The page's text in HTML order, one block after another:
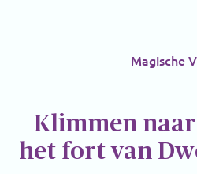
Magische
Klimmen
het fort van